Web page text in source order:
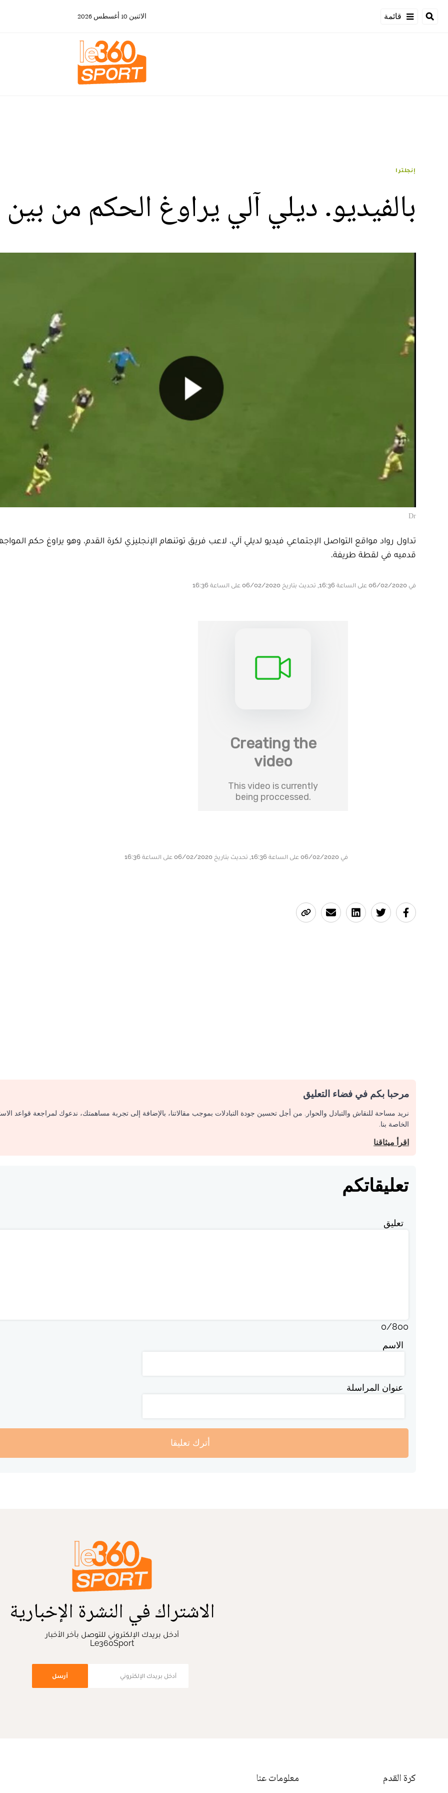
قائمة الاثنين 10 أغسطس 2026
إنجلترا
بالفيديو. ديلي آلي يراوغ الحكم من
Dr
تداول رواد مواقع التواصل الإجتماعي فيديو لديلي آلي، لاعب فريق توتنهام الإنجليزي لكرة القدم، وهو يراوغ حكم
قدميه في لقطة طريفة.
في 06/02/2020 على الساعة 16:36, تحديث بتاريخ 06/02/2020 على الساعة 16:36
في 06/02/2020 على الساعة 16:36, تحديث بتاريخ 06/02/2020 على الساعة 16:36
مرحبا بكم في فضاء التعليق
نريد مساحة للنقاش والتبادل والحوار. من أجل تحسين جودة التبادلات بموجب مقالاتنا، بالإضافة إلى تجربة مساهمتك، ندعوك لمراجعة قواعد
الخاصة بنا.
اقرأ ميثاقنا
تعليقاتكم
تعليق
0/800
الاسم
عنوان المراسلة
أترك تعليقا
الاشتراك في النشرة الإخبارية
أدخل بريدك الإلكتروني للتوصل بآخر الأخبار
Le360Sport
أرسل
كرة القدم معلومات عنا